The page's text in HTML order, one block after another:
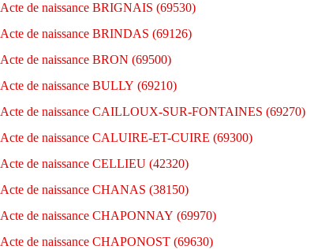
Acte de naissance BRIGNAIS (69530)
Acte de naissance BRINDAS (69126)
Acte de naissance BRON (69500)
Acte de naissance BULLY (69210)
Acte de naissance CAILLOUX-SUR-FONTAINES (69270)
Acte de naissance CALUIRE-ET-CUIRE (69300)
Acte de naissance CELLIEU (42320)
Acte de naissance CHANAS (38150)
Acte de naissance CHAPONNAY (69970)
Acte de naissance CHAPONOST (69630)